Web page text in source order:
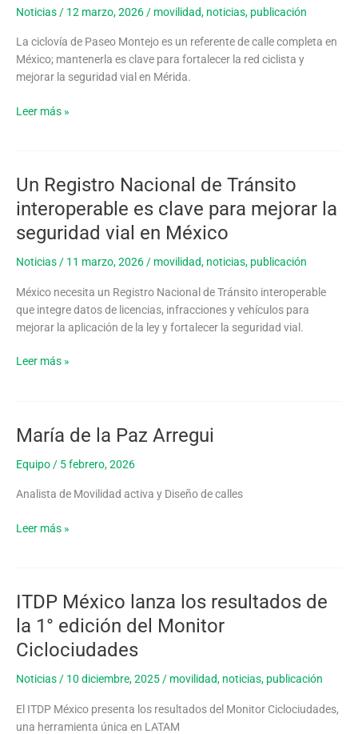
Noticias / 12 marzo, 2026 / movilidad, noticias, publicación
La ciclovía de Paseo Montejo es un referente de calle completa en
México; mantenerla es clave para fortalecer la red ciclista y
mejorar la seguridad vial en Mérida.
Montejo
es
clave
para
movilidad
sostenible
en
Mérida
Leer más »
Un Registro Nacional de Tránsito
interoperable es clave para mejorar la
seguridad vial en México
Noticias/ 11 marzo, 2026/ movilidad, noticias, publicación
México necesita un Registro Nacional de Tránsito interoperable
que integre datos de licencias, infracciones y vehículos para
mejorar la aplicación de la ley y fortalecer la seguridad vial.
Un
Registro
Nacional
de
interoperable
es
clave
para
la
México
Leer más »
María de la Paz Arregui
Equipo / 5 febrero, 2026
Analista de Movilidad activa y Diseño de calles
María
la
Arregui
Leer más »
ITDP México lanza los resultados de
la 1° edición del Monitor
Ciclociudades
Noticias / 10 diciembre, 2025 / movilidad, noticias, publicación
El ITDP México presenta los resultados del Monitor Ciclociudades,
una herramienta única en LATAM
ITDP
México
lanza
los
de
la
1°